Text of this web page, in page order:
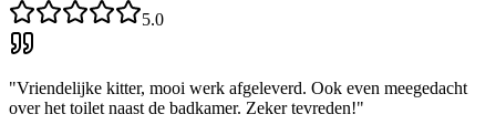
5.0
"Vriendelijke kitter, mooi werk afgeleverd. Ook even meegedacht
over het toilet naast de badkamer. Zeker tevreden!"